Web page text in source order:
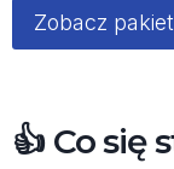
Zobacz
👍 Co się